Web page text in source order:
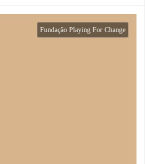
Fundação Playing For Change